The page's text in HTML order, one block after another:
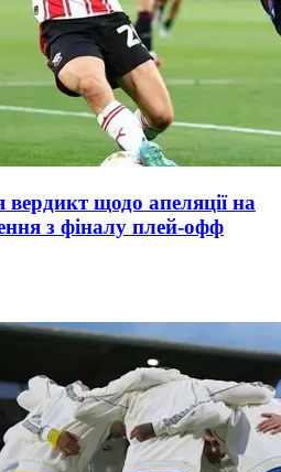
вердикт щодо апеляції на
з фіналу плей-офф